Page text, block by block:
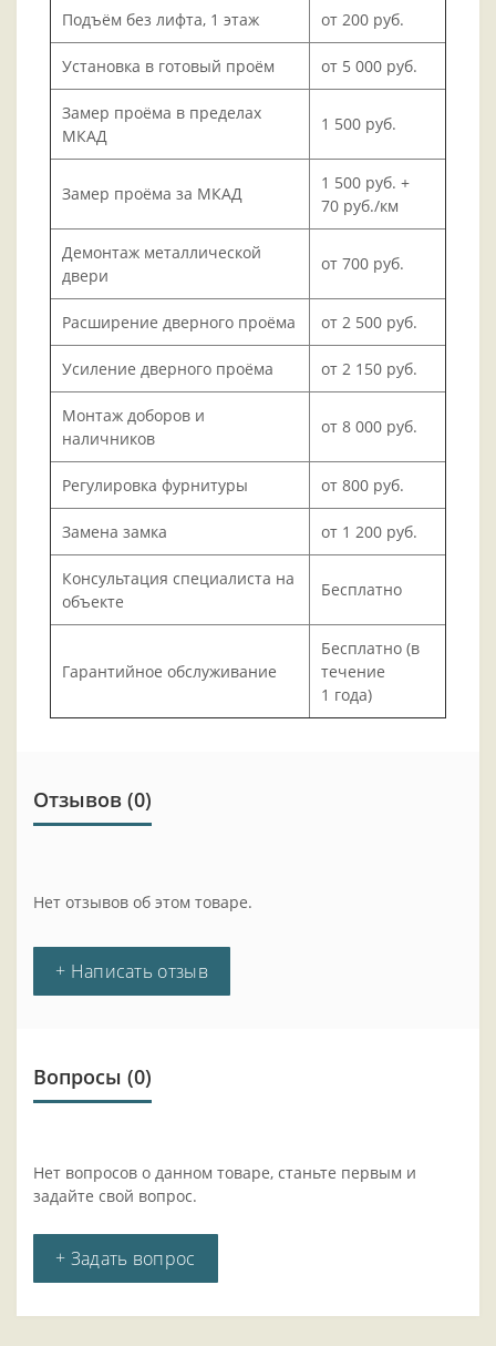
Подъём без лифта, 1 этаж от 200 руб.
Установка в готовый проём от 5 000 руб.
Замер проёма в пределах
МКАД
1 500 руб.
Замер проёма за МКАД
1 500 руб. +
70 руб./км
Демонтаж металлической
двери
от 700 руб.
Расширение дверного проёма от 2 500 руб.
Усиление дверного проёма от 2 150 руб.
Монтаж доборов и
наличников
от 8 000 руб.
Регулировка фурнитуры от 800 руб.
Замена замка от 1 200 руб.
Консультация специалиста на
объекте
Бесплатно
Гарантийное обслуживание
Бесплатно (в
течение
1 года)
Отзывов (0)
Нет отзывов об этом товаре.
+ Написать отзыв
Вопросы (0)
Нет вопросов о данном товаре, станьте первым и
задайте свой вопрос.
+ Задать вопрос